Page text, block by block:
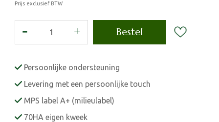
Prijs exclusief BTW
Persoonlijke ondersteuning
Levering met een persoonlijke touch
MPS label A+ (milieulabel)
70HA eigen kweek